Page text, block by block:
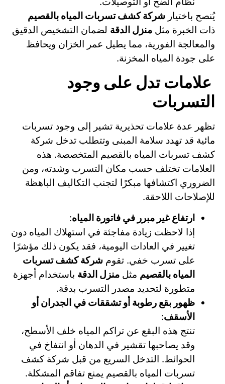
يُنصح باختيار شركة كشف تسربات المياه بالقصيم
ذات الخبرة مثل منزل الدقة لضمان التشخيص الدقيق
والمعالجة الفورية، مما يطيل عمر الخزان ويحافظ
على جودة المياه المخزنة.
علامات تدل على وجود
التسربات
تظهر عدة علامات تحذيرية تشير إلى وجود تسربات
مائية قد تهدد سلامة المبنى وتتطلب تدخل شركة
كشف تسربات المياه بالقصيم المتخصصة. هذه
العلامات تختلف حسب مكان التسرب وشدته، ومن
الضروري اكتشافها مبكرًا لتجنب التكاليف الباهظة
للإصلاحات اللاحقة.
ارتفاع غير مبرر في فاتورة المياه:
إذا لاحظت زيادة مفاجئة في استهلاك المياه دون
تغيير في العادات اليومية، فقد يكون ذلك مؤشرًا
على تسرب خفي. تقوم شركة كشف تسربات
المياه بالقصيم مثل منزل الدقة باستخدام أجهزة
متطورة لتحديد مصدر التسرب بدقة.
ظهور بقع رطوبة أو تشققات في الجدران أو
الأسقف:
تنتج هذه البقع عن تراكم المياه خلف الأسطح،
وقد يصاحبها تقشير في الدهان أو انتفاخ في
الحوائط. التدخل السريع من قبل شركة كشف
تسربات المياه بالقصيم يمنع تفاقم المشكلة.